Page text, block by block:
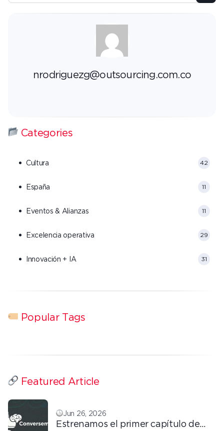
nrodriguezg@outsourcing.com.co
Categories
Cultura 42
España 11
Eventos & Alianzas 11
Excelencia operativa 29
Innovación + IA 31
Popular Tags
Featured Article
Jun 26, 2026
Estrenamos el primer capítulo de